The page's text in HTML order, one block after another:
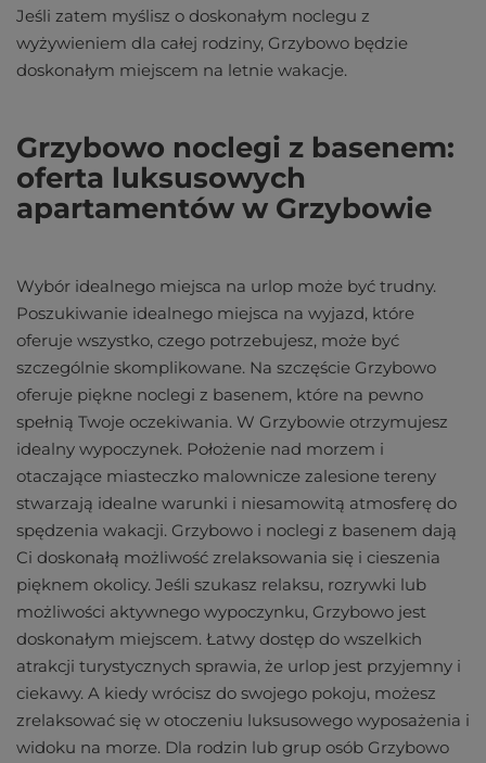
Jeśli zatem myślisz o doskonałym noclegu z
wyżywieniem dla całej rodziny, Grzybowo będzie
doskonałym miejscem na letnie wakacje.
Grzybowo noclegi z basenem:
oferta luksusowych
apartamentów w Grzybowie
Wybór idealnego miejsca na urlop może być trudny.
Poszukiwanie idealnego miejsca na wyjazd, które
oferuje wszystko, czego potrzebujesz, może być
szczególnie skomplikowane. Na szczęście Grzybowo
oferuje piękne noclegi z basenem, które na pewno
spełnią Twoje oczekiwania. W Grzybowie otrzymujesz
idealny wypoczynek. Położenie nad morzem i
otaczające miasteczko malownicze zalesione tereny
stwarzają idealne warunki i niesamowitą atmosferę do
spędzenia wakacji. Grzybowo i noclegi z basenem dają
Ci doskonałą możliwość zrelaksowania się i cieszenia
pięknem okolicy. Jeśli szukasz relaksu, rozrywki lub
możliwości aktywnego wypoczynku, Grzybowo jest
doskonałym miejscem. Łatwy dostęp do wszelkich
atrakcji turystycznych sprawia, że urlop jest przyjemny i
ciekawy. A kiedy wrócisz do swojego pokoju, możesz
zrelaksować się w otoczeniu luksusowego wyposażenia i
widoku na morze. Dla rodzin lub grup osób Grzybowo